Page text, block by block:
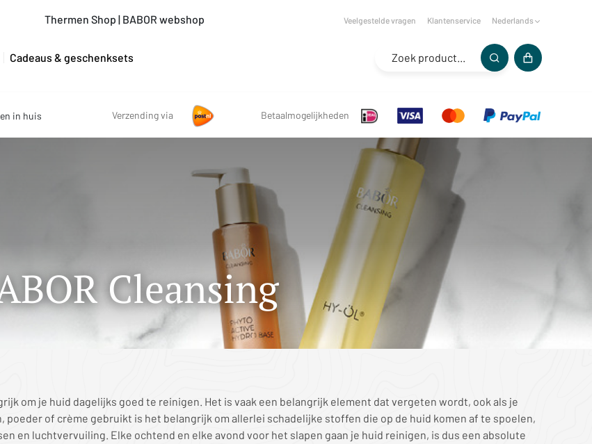
Thermen Shop | BABOR webshop Veelgestelde vragen Klantenservice Nederlands
Cadeaus & geschenksets
in huis Verzending via Betaalmogelijkheden
Cleansing
om je huid dagelijks goed te reinigen. Het is vaak een belangrijk element dat vergeten wordt, ook als je
poeder of crème gebruikt is het belangrijk om allerlei schadelijke stoffen die op de huid komen af te spoelen,
en luchtvervuiling. Elke ochtend en elke avond voor het slapen gaan je huid reinigen, is dus een absolute